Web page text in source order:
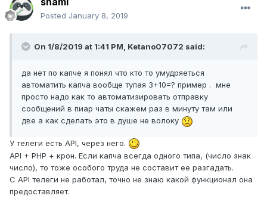
Posted January 8, 2019
On 1/8/2019 at 1:41 PM, Ketano07072 said:
да нет по капче я понял что кто то умудряеться
автоматить капча вообще тупая 3+10=? пример . мне
просто надо как то автоматизировать отправку
сообщений в пиар чаты скажем раз в минуту там или
две а как сделать это в душе не волоку
У телеги есть API, через него.
API + PHP + крон. Если капча всегда одного типа, (число знак
число), то тоже особого труда не составит ее разгадать.
С API телеги не работал, точно не знаю какой функционал она
предоставляет.